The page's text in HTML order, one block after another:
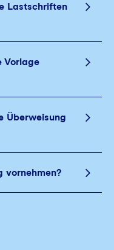
Lastschriften
Vorlage
Überweisung
vornehmen?